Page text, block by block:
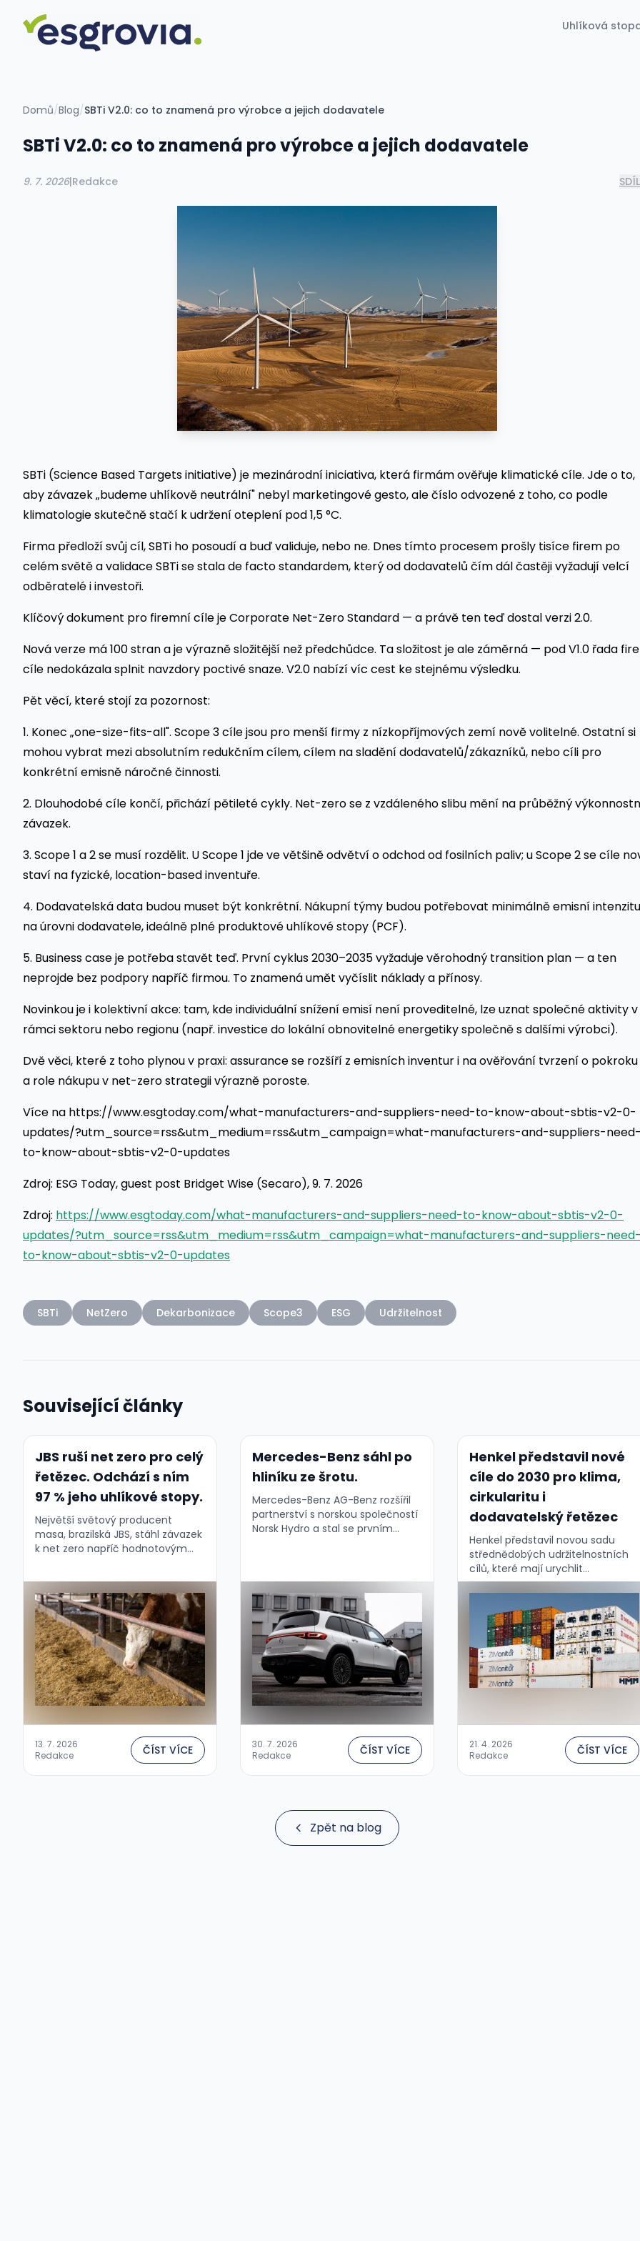
Uhlíková
Domů/Blog/SBTi V2.0: co to znamená pro výrobce a jejich dodavatele
SBTi V2.0: co to znamená pro výrobce a jejich dodavatele
9. 7. 2026|Redakce
SBTi (Science Based Targets initiative) je mezinárodní iniciativa, která firmám ověřuje klimatické cíle. Jde o to,
aby závazek „budeme uhlíkově neutrální" nebyl marketingové gesto, ale číslo odvozené z toho, co podle
klimatologie skutečně stačí k udržení oteplení pod 1,5 °C.
Firma předloží svůj cíl, SBTi ho posoudí a buď validuje, nebo ne. Dnes tímto procesem prošly tisíce firem po
celém světě a validace SBTi se stala de facto standardem, který od dodavatelů čím dál častěji vyžadují velcí
odběratelé i investoři.
Klíčový dokument pro firemní cíle je Corporate Net-Zero Standard — a právě ten teď dostal verzi 2.0.
Nová verze má 100 stran a je výrazně složitější než předchůdce. Ta složitost je ale záměrná — pod V1.0 řada
cíle nedokázala splnit navzdory poctivé snaze. V2.0 nabízí víc cest ke stejnému výsledku.
Pět věcí, které stojí za pozornost:
1. Konec „one-size-fits-all". Scope 3 cíle jsou pro menší firmy z nízkopříjmových zemí nově volitelné. Ostatní si
mohou vybrat mezi absolutním redukčním cílem, cílem na sladění dodavatelů/zákazníků, nebo cíli pro
konkrétní emisně náročné činnosti.
2. Dlouhodobé cíle končí, přichází pětileté cykly. Net-zero se z vzdáleného slibu mění na průběžný
závazek.
3. Scope 1 a 2 se musí rozdělit. U Scope 1 jde ve většině odvětví o odchod od fosilních paliv; u Scope 2 se cíle
staví na fyzické, location-based inventuře.
4. Dodavatelská data budou muset být konkrétní. Nákupní týmy budou potřebovat minimálně emisní intenzitu
na úrovni dodavatele, ideálně plné produktové uhlíkové stopy (PCF).
5. Business case je potřeba stavět teď. První cyklus 2030–2035 vyžaduje věrohodný transition plan — a ten
neprojde bez podpory napříč firmou. To znamená umět vyčíslit náklady a přínosy.
Novinkou je i kolektivní akce: tam, kde individuální snížení emisí není proveditelné, lze uznat společné aktivity v
rámci sektoru nebo regionu (např. investice do lokální obnovitelné energetiky společně s dalšími výrobci).
Dvě věci, které z toho plynou v praxi: assurance se rozšíří z emisních inventur i na ověřování tvrzení o
a role nákupu v net-zero strategii výrazně poroste.
Více na https://www.esgtoday.com/what-manufacturers-and-suppliers-need-to-know-about-sbtis-v2-0-
updates/?utm_source=rss&utm_medium=rss&utm_campaign=what-manufacturers-and-suppliers-need-
to-know-about-sbtis-v2-0-updates
Zdroj: ESG Today, guest post Bridget Wise (Secaro), 9. 7. 2026
Zdroj: https://www.esgtoday.com/what-manufacturers-and-suppliers-need-to-know-about-sbtis-v2-0-
updates/?utm_source=rss&utm_medium=rss&utm_campaign=what-manufacturers-and-suppliers-need-
to-know-about-sbtis-v2-0-updates
SBTi NetZero Dekarbonizace Scope3 ESG Udržitelnost
Související články
JBS ruší net zero pro celý
řetězec. Odchází s ním
97 % jeho uhlíkové stopy.
Největší světový producent
masa, brazilská JBS, stáhl závazek
k net zero napříč hodnotovým
je jádrem problému....
13. 7. 2026
Redakce
ČÍST VÍCE
Mercedes-Benz sáhl po
hliníku ze šrotu.
Mercedes-Benz AG-Benz rozšířil
partnerství s norskou společností
Norsk Hydro a stal se prvním
příští generace velkých
elektromobilů. …
30. 7. 2026
Redakce
ČÍST VÍCE
Henkel představil nové
cíle do 2030 pro klima,
cirkularitu i
dodavatelský řetězec
Henkel představil novou sadu
střednědobých udržitelnostních
cílů, které mají urychlit
dekarbonizaci a zodpovědnost
napříč celým hodnotovým
řetězcem:...
21. 4. 2026
Redakce
ČÍST VÍCE
Zpět na blog